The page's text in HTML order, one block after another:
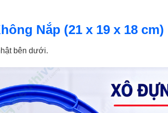
Nắp (21 x 19 x 18 cm)
bên dưới.